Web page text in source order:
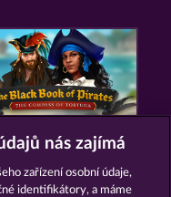
BLACK BOOK OF PIRATES
nás zajímá
zařízení osobní údaje,
identifikátory, a máme